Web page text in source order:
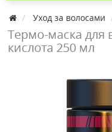
Уход за волосами
Термо-маска для
кислота 250 мл